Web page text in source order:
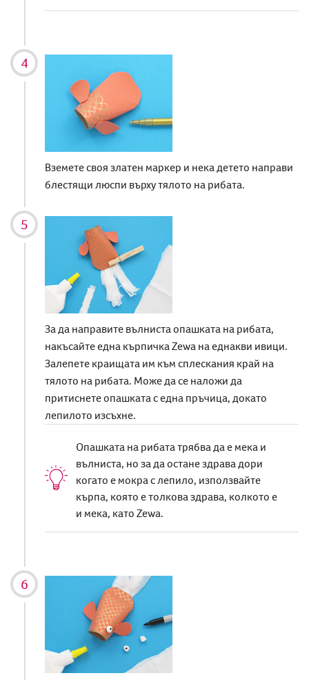
Вземете своя златен маркер и нека детето направи
блестящи люспи върху тялото на рибата.
За да направите вълниста опашката на рибата,
накъсайте една кърпичка Zewa на еднакви ивици.
Залепете краищата им към сплескания край на
тялото на рибата. Може да се наложи да
притиснете опашката с една пръчица, докато
лепилото изсъхне.
Опашката на рибата трябва да е мека и
вълниста, но за да остане здрава дори
когато е мокра с лепило, използвайте
кърпа, която е толкова здрава, колкото е
и мека, като Zewa.